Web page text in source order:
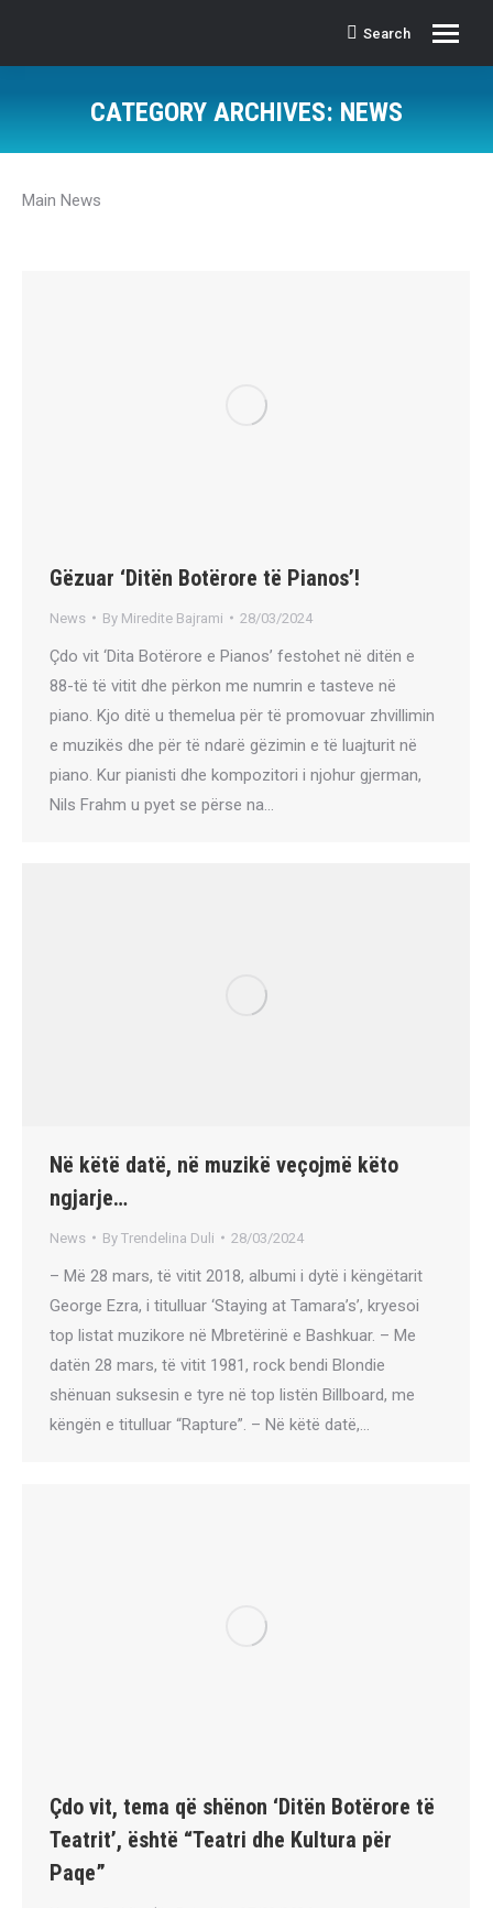
Search:
Search
CATEGORY ARCHIVES: NEWS
Main News
Gëzuar ‘Ditën Botërore të Pianos’!
News By Miredite Bajrami 28/03/2024
Çdo vit ‘Dita Botërore e Pianos’ festohet në ditën e
88-të të vitit dhe përkon me numrin e tasteve në
piano. Kjo ditë u themelua për të promovuar zhvillimin
e muzikës dhe për të ndarë gëzimin e të luajturit në
piano. Kur pianisti dhe kompozitori i njohur gjerman,
Nils Frahm u pyet se përse na…
Në këtë datë, në muzikë veçojmë këto
ngjarje…
News By Trendelina Duli 28/03/2024
– Më 28 mars, të vitit 2018, albumi i dytë i këngëtarit
George Ezra, i titulluar ‘Staying at Tamara’s’, kryesoi
top listat muzikore në Mbretërinë e Bashkuar. – Me
datën 28 mars, të vitit 1981, rock bendi Blondie
shënuan suksesin e tyre në top listën Billboard, me
këngën e titulluar “Rapture”. – Në këtë datë,…
Çdo vit, tema që shënon ‘Ditën Botërore të
Teatrit’, është “Teatri dhe Kultura për
Paqe”